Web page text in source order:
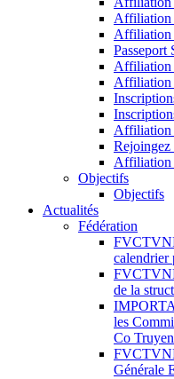
Affiliation
Affiliation
Passeport
Affiliation
Affiliation
Affiliation
Rejoingez
Affiliation
Objectifs
Objectifs
Actualités
Fédération
calendrier
de la
les
Co
Générale